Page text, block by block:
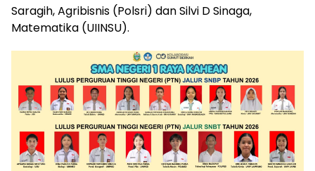
Saragih, Agribisnis (Polsri) dan Silvi D Sinaga,
Matematika (UIINSU).